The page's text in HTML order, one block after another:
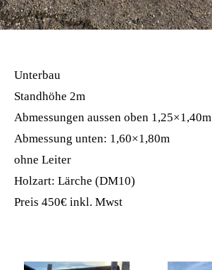
Unterbau
Standhöhe 2m
Abmessungen aussen oben 1,25×1,40m
Abmessung unten: 1,60×1,80m
ohne Leiter
Holzart: Lärche (DM10)
Preis 450€ inkl. Mwst